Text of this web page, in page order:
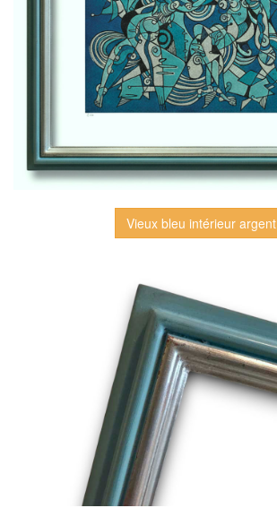
Vieux bleu intérieur argent